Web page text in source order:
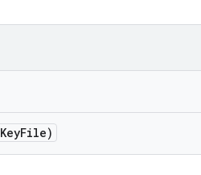
KeyFile)